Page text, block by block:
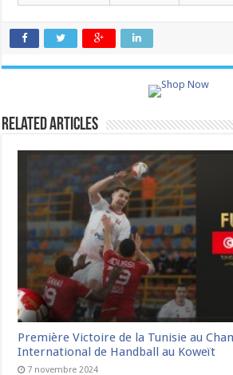
Related Articles
Première Victoire de la Tunisie au
International de Handball au Koweït
7 novembre 2024